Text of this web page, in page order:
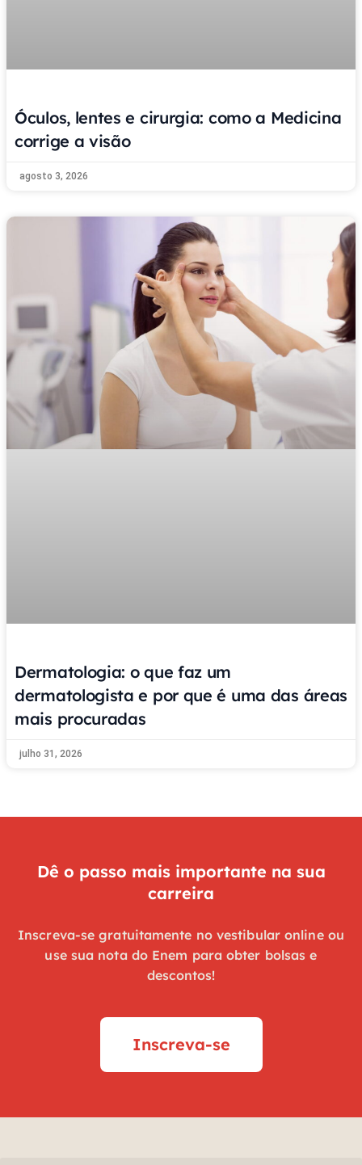
Óculos, lentes e cirurgia: como a Medicina
corrige a visão
agosto 3, 2026
Dermatologia: o que faz um
dermatologista e por que é uma das áreas
mais procuradas
julho 31, 2026
Dê o passo mais importante na sua
carreira
Inscreva-se gratuitamente no vestibular online ou
use sua nota do Enem para obter bolsas e
descontos!
Inscreva-se